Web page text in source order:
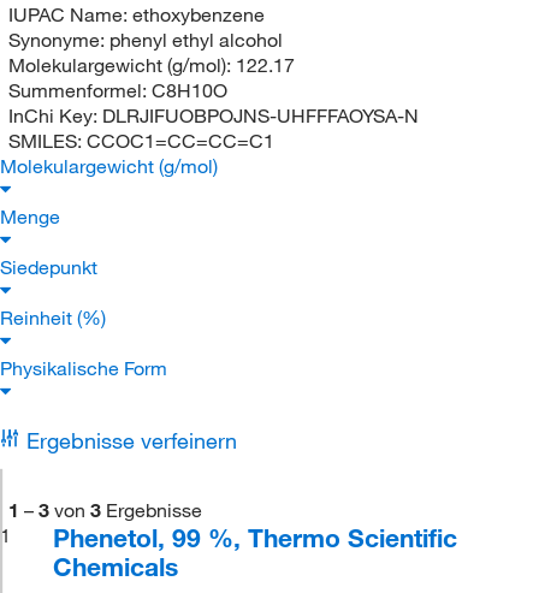
IUPAC Name: ethoxybenzene
Synonyme: phenyl ethyl alcohol
Molekulargewicht (g/mol): 122.17
Summenformel: C8H10O
InChi Key: DLRJIFUOBPOJNS-UHFFFAOYSA-N
SMILES: CCOC1=CC=CC=C1
Molekulargewicht (g/mol)
Menge
Siedepunkt
Reinheit (%)
Physikalische Form
Ergebnisse verfeinern
1 – 3 von 3 Ergebnisse
1
Phenetol, 99 %, Thermo Scientific
Chemicals